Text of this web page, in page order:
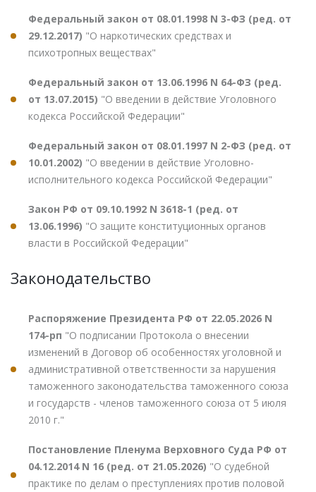
Федеральный закон от 08.01.1998 N 3-ФЗ (ред. от
29.12.2017) "О наркотических средствах и
психотропных веществах"
Федеральный закон от 13.06.1996 N 64-ФЗ (ред.
от 13.07.2015) "О введении в действие Уголовного
кодекса Российской Федерации"
Федеральный закон от 08.01.1997 N 2-ФЗ (ред. от
10.01.2002) "О введении в действие Уголовно-
исполнительного кодекса Российской Федерации"
Закон РФ от 09.10.1992 N 3618-1 (ред. от
13.06.1996) "О защите конституционных органов
власти в Российской Федерации"
Законодательство
Распоряжение Президента РФ от 22.05.2026 N
174-рп "О подписании Протокола о внесении
изменений в Договор об особенностях уголовной и
административной ответственности за нарушения
таможенного законодательства таможенного союза
и государств - членов таможенного союза от 5 июля
2010 г."
Постановление Пленума Верховного Суда РФ от
04.12.2014 N 16 (ред. от 21.05.2026) "О судебной
практике по делам о преступлениях против половой